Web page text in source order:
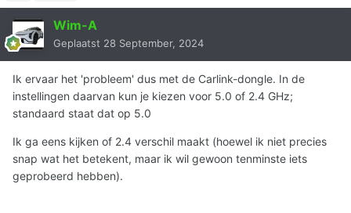
Wim-A
Geplaatst 28 September, 2024
Ik ervaar het 'probleem' dus met de Carlink-dongle. In de
instellingen daarvan kun je kiezen voor 5.0 of 2.4 GHz;
standaard staat dat op 5.0
Ik ga eens kijken of 2.4 verschil maakt (hoewel ik niet precies
snap wat het betekent, maar ik wil gewoon tenminste iets
geprobeerd hebben).